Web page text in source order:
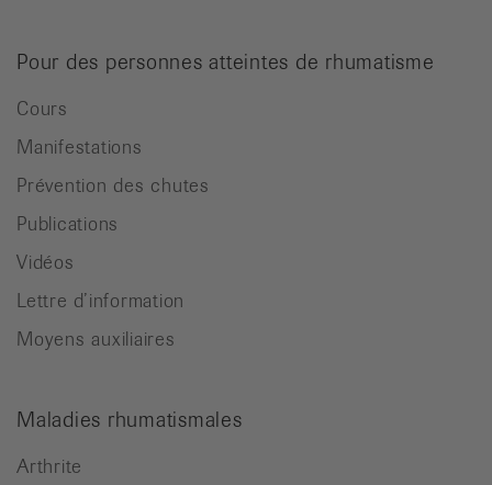
Pour des personnes atteintes de rhumatisme
Cours
Manifestations
Prévention des chutes
Publications
Vidéos
Lettre d’information
Moyens auxiliaires
Maladies rhumatismales
Arthrite